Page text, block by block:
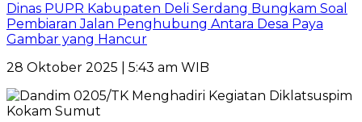
Dinas PUPR Kabupaten Deli Serdang Bungkam Soal
Pembiaran Jalan Penghubung Antara Desa Paya
Gambar yang Hancur
28 Oktober 2025 | 5:43 am WIB